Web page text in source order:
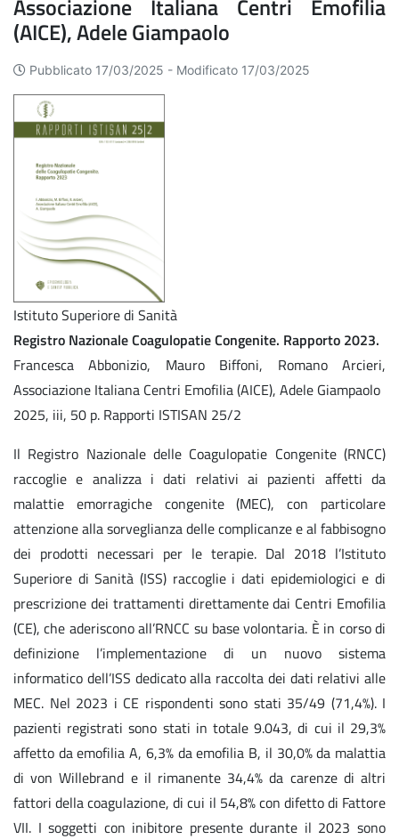
Associazione Italiana Centri Emofilia
(AICE), Adele Giampaolo
Pubblicato 17/03/2025 - Modificato 17/03/2025
Istituto Superiore di Sanità
Registro Nazionale Coagulopatie Congenite. Rapporto 2023.
Francesca Abbonizio, Mauro Biffoni, Romano Arcieri,
Associazione Italiana Centri Emofilia (AICE), Adele Giampaolo
2025, iii, 50 p. Rapporti ISTISAN 25/2
Il Registro Nazionale delle Coagulopatie Congenite (RNCC)
raccoglie e analizza i dati relativi ai pazienti affetti da
malattie emorragiche congenite (MEC), con particolare
attenzione alla sorveglianza delle complicanze e al fabbisogno
dei prodotti necessari per le terapie. Dal 2018 l’Istituto
Superiore di Sanità (ISS) raccoglie i dati epidemiologici e di
prescrizione dei trattamenti direttamente dai Centri Emofilia
(CE), che aderiscono all’RNCC su base volontaria. È in corso di
definizione l’implementazione di un nuovo sistema
informatico dell’ISS dedicato alla raccolta dei dati relativi alle
MEC. Nel 2023 i CE rispondenti sono stati 35/49 (71,4%). I
pazienti registrati sono stati in totale 9.043, di cui il 29,3%
affetto da emofilia A, 6,3% da emofilia B, il 30,0% da malattia
di von Willebrand e il rimanente 34,4% da carenze di altri
fattori della coagulazione, di cui il 54,8% con difetto di Fattore
VII. I soggetti con inibitore presente durante il 2023 sono